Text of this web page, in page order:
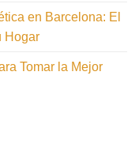
en Barcelona: El
Hogar
Tomar la Mejor